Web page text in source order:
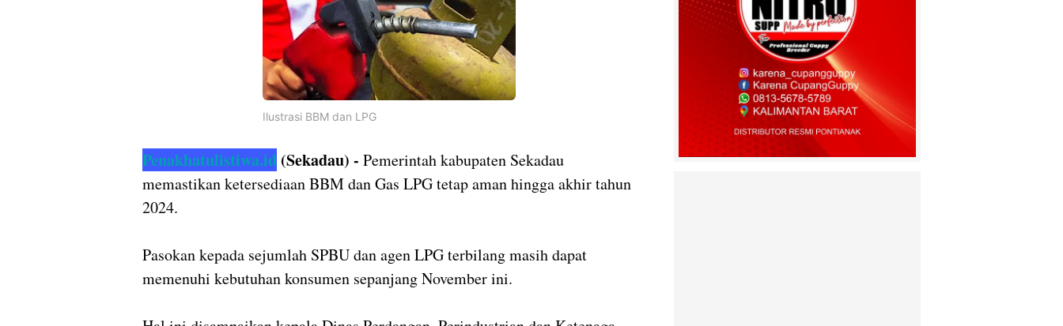
Ilustrasi BBM dan LPG
Penakhatulistiwa.id (Sekadau) - Pemerintah kabupaten Sekadau
memastikan ketersediaan BBM dan Gas LPG tetap aman hingga akhir tahun
2024.
Pasokan kepada sejumlah SPBU dan agen LPG terbilang masih dapat
memenuhi kebutuhan konsumen sepanjang November ini.